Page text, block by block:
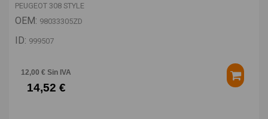
PEUGEOT 308 STYLE
OEM: 98033305ZD
ID: 999507
12,00 € Sin IVA
14,52 €